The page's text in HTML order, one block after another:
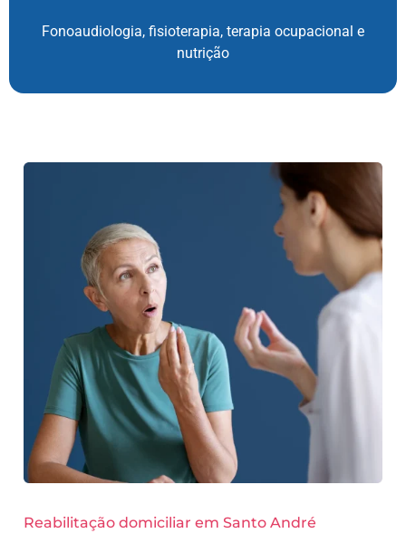
Fonoaudiologia, fisioterapia, terapia ocupacional e
nutrição
Reabilitação domiciliar em Santo André